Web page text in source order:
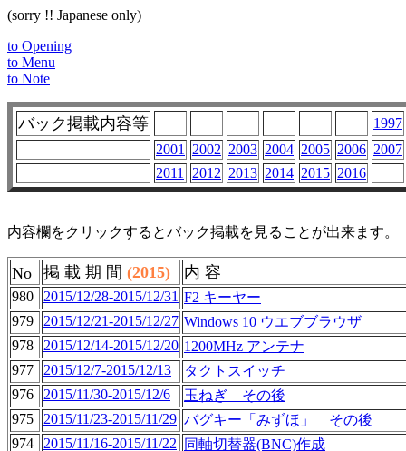
(sorry !! Japanese only)
to Opening
to Menu
to Note
バック掲載内容等
1997
2001
2002 2003 2004 2005 2006 2007
2011
2012 2013 2014 2015 2016
内容欄をクリックするとバック掲載を見ることが出来ます。
No 掲 載 期 間 (2015) 内 容
980 2015/12/28-2015/12/31 F2 キーヤー
979
2015/12/21-2015/12/27 Windows 10 ウエブブラウザ
978
2015/12/14-2015/12/20 1200MHz アンテナ
977
2015/12/7-2015/12/13
タクトスイッチ
976
2015/11/30-2015/12/6
玉ねぎ その後
975
2015/11/23-2015/11/29 バグキー「みずほ」 その後
974
2015/11/16-2015/11/22
同軸切替器(BNC)作成